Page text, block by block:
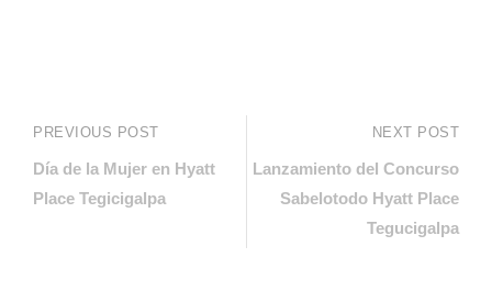
PREVIOUS POST
Día de la Mujer en Hyatt
Place Tegicigalpa
NEXT POST
Lanzamiento del Concurso
Sabelotodo Hyatt Place
Tegucigalpa